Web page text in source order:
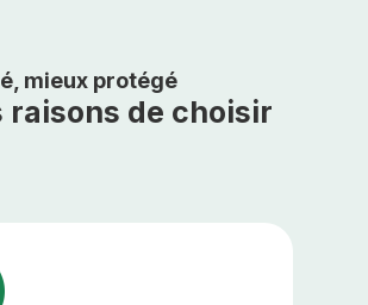
mieux protégé
raisons de choisir